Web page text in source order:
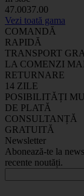
47.0037.00
Vezi toată gama
COMANDĂ
RAPIDĂ
TRANSPORT
LA COMENZI
RETURNARE
14 ZILE
POSIBILITĂȚI
DE PLATĂ
CONSULTANȚĂ
GRATUITĂ
Newsletter
Abonează-te la
recente noutăți.